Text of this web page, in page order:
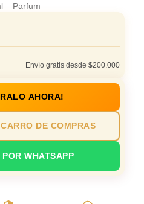
– Parfum
Envío gratis desde $200.000
AHORA!
DE COMPRAS
POR WHATSAPP